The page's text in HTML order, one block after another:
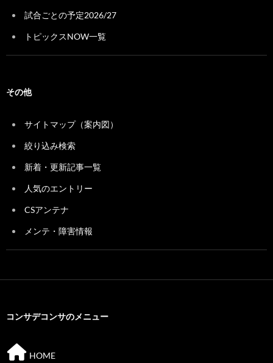
試合ごとの予定2026/27
トピックスNOW一覧
その他
サイトマップ（案内図）
絞り込み検索
新着・更新記事一覧
人気のエントリー
CSアンテナ
メンテ・障害情報
コンサデコンサのメニュー
HOME